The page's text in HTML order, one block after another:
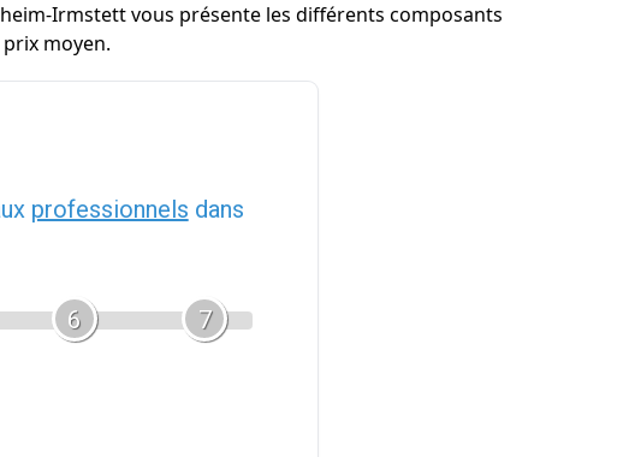
Irmstett vous présente les différents composants
moyen.
professionnels dans
6 7